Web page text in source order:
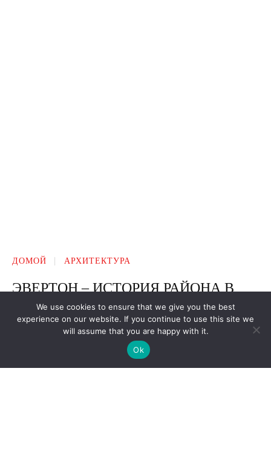
We use cookies to ensure that we give you the best
experience on our website. If you continue to use this site we
will assume that you are happy with it.
Ok